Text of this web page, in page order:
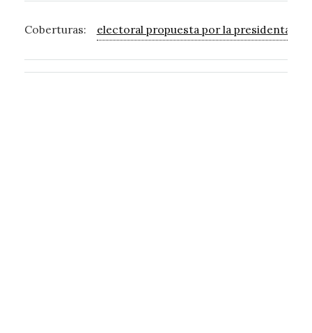
Coberturas: electoral propuesta por la presidenta